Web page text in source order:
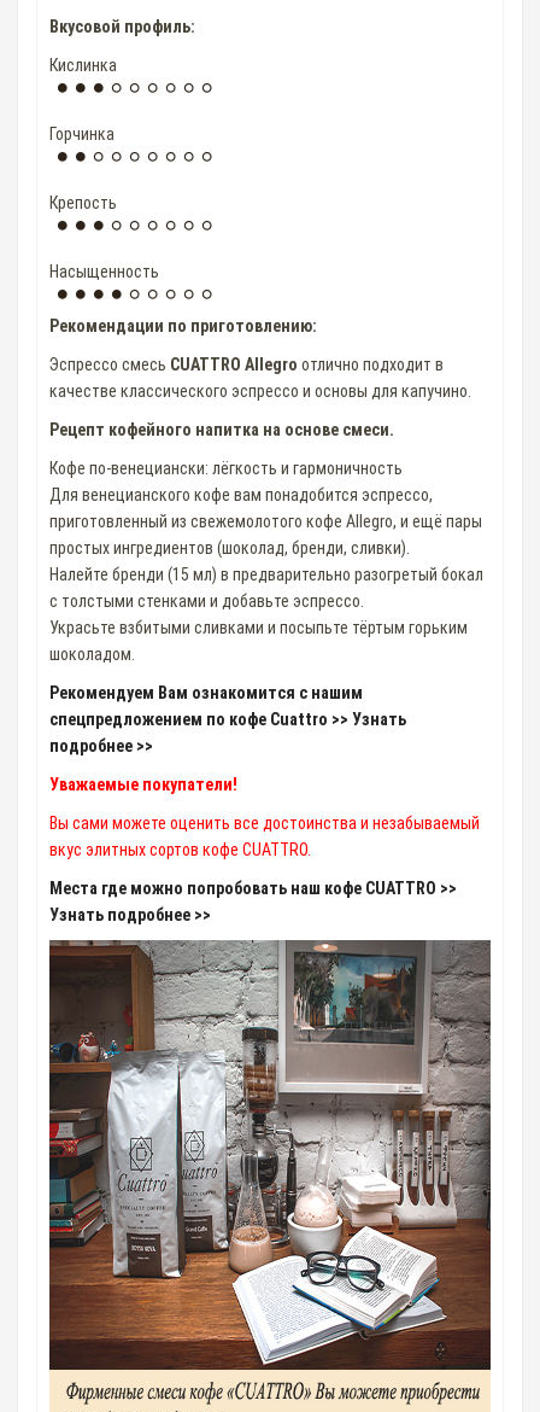
Вкусовой профиль:
Кислинка
Горчинка
Крепость
Насыщенность
Рекомендации по приготовлению:
Эспрессо смесь CUATTRO Allegro отлично подходит в
качестве классического эспрессо и основы для капучино.
Рецепт кофейного напитка на основе смеси.
Кофе по-венециански: лёгкость и гармоничность
Для венецианского кофе вам понадобится эспрессо,
приготовленный из свежемолотого кофе Allegro, и ещё пары
простых ингредиентов (шоколад, бренди, сливки).
Налейте бренди (15 мл) в предварительно разогретый бокал
c толстыми стенками и добавьте эспрессо.
Украсьте взбитыми сливками и посыпьте тёртым горьким
шоколадом.
Рекомендуем Вам ознакомится с нашим
спецпредложением по кофе Cuattro >> Узнать
подробнее >>
Уважаемые покупатели!
Вы сами можете оценить все достоинства и незабываемый
вкус элитных сортов кофе CUATTRO.
Места где можно попробовать наш кофе CUATTRO >>
Узнать подробнее >>